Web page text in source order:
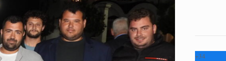
+34